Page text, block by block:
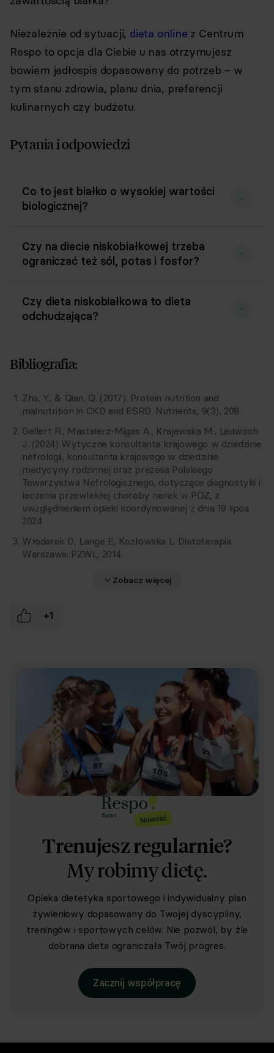
komunikację/przesyłanie informacji
z art. 398 ustawy Prawo komunikacji
2024 poz. 1221) w celu prowadzenia
marketingu bezpośredniego drogą
elektroniczną za pośrednictwem
wiadomości e-mail, przez
Współadministratorów (Respo Wrzosek
Witkowski SK, Respo Wydawnictwo S.C.
Przyjmuję do wiadomości, że
Zobacz, jak przetwarzamy Twoje dane
osobowe. Zapoznaj się z naszą
Niezależnie od sytuacji, dieta online z Centrum
Respo to opcja dla Ciebie u nas otrzymujesz
bowiem jadłospis dopasowany do potrzeb – w
tym stanu zdrowia, planu dnia, preferencji
kulinarnych czy budżetu.
Pytania i odpowiedzi
Co to jest białko o wysokiej wartości
biologicznej?
Czy na diecie niskobiałkowej trzeba
ograniczać też sól, potas i fosfor?
Czy dieta niskobiałkowa to dieta
odchudzająca?
Bibliografia:
Zha, Y., & Qian, Q. (2017). Protein nutrition and
malnutrition in CKD and ESRD. Nutrients, 9(3), 208.
Gellert R., Mastalerz-Migas A., Krajewska M., Ledwoch
J. (2024) Wytyczne konsultanta krajowego w dziedzinie
nefrologii, konsultanta krajowego w dziedzinie
medycyny rodzinnej oraz prezesa Polskiego
Towarzystwa Nefrologicznego, dotyczące diagnostyki i
leczenia przewlekłej choroby nerek w POZ, z
uwzględnieniem opieki koordynowanej z dnia 19 lipca
2024
Włodarek D, Lange E, Kozłowska L. Dietoterapia.
Warszawa: PZWL; 2014.
Zobacz więcej
+1
Trenujesz regularnie?
My robimy dietę.
Opieka dietetyka sportowego i indywidualny plan
żywieniowy dopasowany do Twojej dyscypliny,
treningów i sportowych celów. Nie pozwól, by źle
dobrana dieta ograniczała Twój progres.
Zacznij współpracę